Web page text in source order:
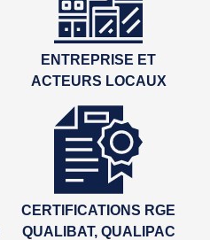
ENTREPRISE ET
ACTEURS LOCAUX
CERTIFICATIONS RGE
QUALIBAT, QUALIPAC